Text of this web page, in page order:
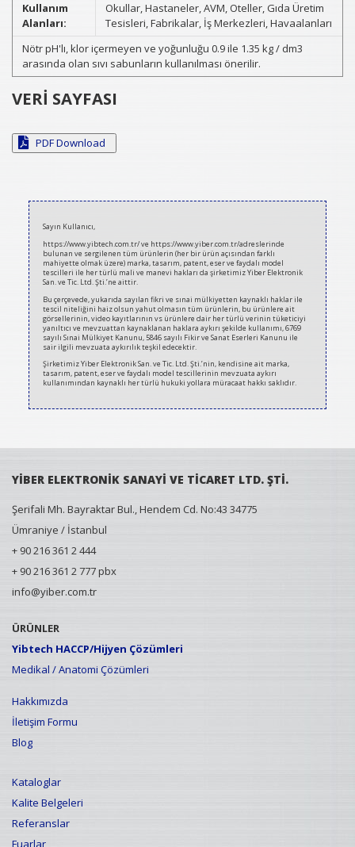
Kullanım
Alanları:
Okullar, Hastaneler, AVM, Oteller, Gıda Üretim
Tesisleri, Fabrikalar, İş Merkezleri, Havaalanları
Nötr pH'lı, klor içermeyen ve yoğunluğu 0.9 ile 1.35 kg / dm3
arasında olan sıvı sabunların kullanılması önerilir.
VERİ SAYFASI
PDF Download
2020-
Sayın Kullanıcı,
https://www.yibtech.com.tr/ ve https://www.yiber.com.tr/adreslerinde
bulunan ve sergilenen tüm ürünlerin (her bir ürün açısından farklı
mahiyette olmak üzere) marka, tasarım, patent, eser ve faydalı model
tescilleri ile her türlü mali ve manevi hakları da şirketimiz Yiber Elektronik
San. ve Tic. Ltd. Şti.’ne aittir.
Bu çerçevede, yukarıda sayılan fikri ve sınai mülkiyetten kaynaklı haklar ile
tescil niteliğini haiz olsun yahut olmasın tüm ürünlerin, bu ürünlere ait
görsellerinin, video kayıtlarının vs ürünlere dair her türlü verinin tüketiciyi
yanıltıcı ve mevzuattan kaynaklanan haklara aykırı şekilde kullanımı, 6769
sayılı Sınai Mülkiyet Kanunu, 5846 sayılı Fikir ve Sanat Eserleri Kanunu ile
sair ilgili mevzuata aykırılık teşkil edecektir.
Şirketimiz Yiber Elektronik San. ve Tic. Ltd. Şti.’nin, kendisine ait marka,
tasarım, patent, eser ve faydalı model tescillerinin mevzuata aykırı
kullanımından kaynaklı her türlü hukuki yollara müracaat hakkı saklıdır.
YİBER ELEKTRONİK SANAYİ VE TİCARET LTD. ŞTİ.
Şerifali Mh. Bayraktar Bul., Hendem Cd. No:43 34775
Ümraniye / İstanbul
+ 90 216 361 2 444
+ 90 216 361 2 777 pbx
info@yiber.com.tr
ÜRÜNLER
Yibtech HACCP/Hijyen Çözümleri
Medikal / Anatomi Çözümleri
Hakkımızda
İletişim Formu
Blog
Kataloglar
Kalite Belgeleri
Referanslar
Fuarlar